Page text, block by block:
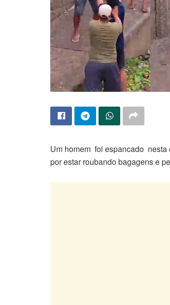
Um homem foi espancado nesta
por estar roubando bagagens e